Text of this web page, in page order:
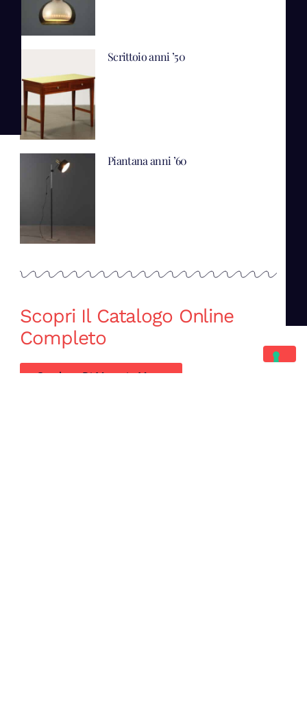
Scrittoio anni ’50
Piantana anni ’60
Scopri Il Catalogo Online
Completo
Catalogo Di Mano in Mano